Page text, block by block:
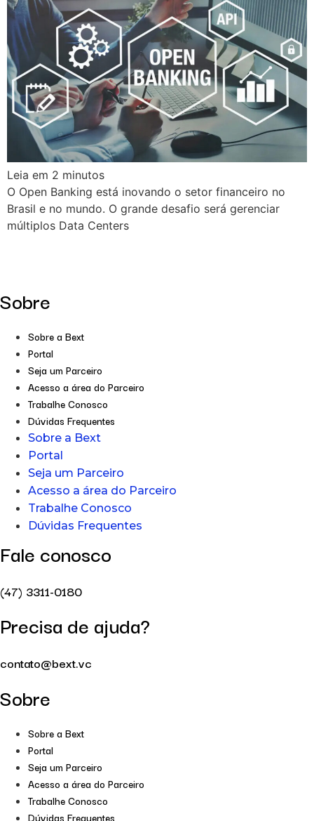
Leia em 2 minutos
O Open Banking está inovando o setor financeiro no
Brasil e no mundo. O grande desafio será gerenciar
múltiplos Data Centers
Sobre
Sobre a Bext
Portal
Seja um Parceiro
Acesso a área do Parceiro
Trabalhe Conosco
Dúvidas Frequentes
Sobre a Bext
Portal
Seja um Parceiro
Acesso a área do Parceiro
Trabalhe Conosco
Dúvidas Frequentes
Fale conosco
(47) 3311-0180
Precisa de ajuda?
contato@bext.vc
Sobre
Sobre a Bext
Portal
Seja um Parceiro
Acesso a área do Parceiro
Trabalhe Conosco
Dúvidas Frequentes